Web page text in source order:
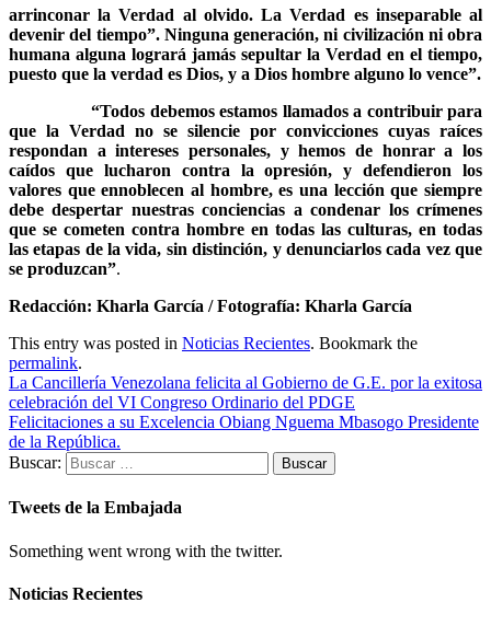
arrinconar la Verdad al olvido. La Verdad es inseparable al
devenir del tiempo”. Ninguna generación, ni civilización ni obra
humana alguna logrará jamás sepultar la Verdad en el tiempo,
puesto que la verdad es Dios, y a Dios hombre alguno lo vence”.
“Todos debemos estamos llamados a contribuir para
que la Verdad no se silencie por convicciones cuyas raíces
respondan a intereses personales, y hemos de honrar a los
caídos que lucharon contra la opresión, y defendieron los
valores que ennoblecen al hombre, es una lección que siempre
debe despertar nuestras conciencias a condenar los crímenes
que se cometen contra hombre en todas las culturas, en todas
las etapas de la vida, sin distinción, y denunciarlos cada vez que
se produzcan”.
Redacción: Kharla García / Fotografía: Kharla García
This entry was posted in Noticias Recientes. Bookmark the
permalink.
La Cancillería Venezolana felicita al Gobierno de G.E. por la exitosa
celebración del VI Congreso Ordinario del PDGE
Felicitaciones a su Excelencia Obiang Nguema Mbasogo Presidente
de la República.
Buscar:
Tweets de la Embajada
Something went wrong with the twitter.
Noticias Recientes